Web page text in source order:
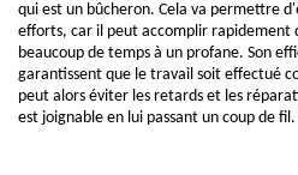
qui est un bûcheron. Cela va permettre
efforts, car il peut accomplir rapidement
beaucoup de temps à un profane. Son
garantissent que le travail soit effectué
peut alors éviter les retards et les
est joignable en lui passant un coup de fil.